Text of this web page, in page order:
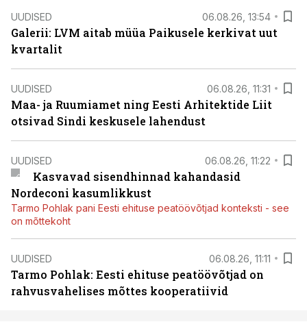
UUDISED 06.08.26, 13:54
Galerii: LVM aitab müüa Paikusele kerkivat uut
kvartalit
UUDISED 06.08.26, 11:31
Maa- ja Ruumiamet ning Eesti Arhitektide Liit
otsivad Sindi keskusele lahendust
UUDISED 06.08.26, 11:22
Kasvavad sisendhinnad kahandasid
Nordeconi kasumlikkust
Tarmo Pohlak pani Eesti ehituse peatöövõtjad konteksti - see
on mõttekoht
UUDISED 06.08.26, 11:11
Tarmo Pohlak: Eesti ehituse peatöövõtjad on
rahvusvahelises mõttes kooperatiivid